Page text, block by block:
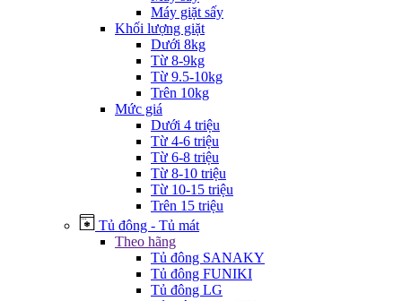
Máy giặt sấy
Khối lượng giặt
Dưới 8kg
Từ 8-9kg
Từ 9.5-10kg
Trên 10kg
Mức giá
Dưới 4 triệu
Từ 4-6 triệu
Từ 6-8 triệu
Từ 8-10 triệu
Từ 10-15 triệu
Trên 15 triệu
Tủ đông - Tủ mát
Theo hãng
Tủ đông SANAKY
Tủ đông FUNIKI
Tủ đông LG